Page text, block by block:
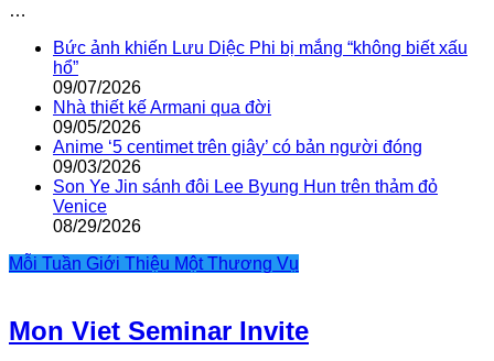
…
Bức ảnh khiến Lưu Diệc Phi bị mắng “không biết xấu
hổ”
09/07/2026
Nhà thiết kế Armani qua đời
09/05/2026
Anime ‘5 centimet trên giây’ có bản người đóng
09/03/2026
Son Ye Jin sánh đôi Lee Byung Hun trên thảm đỏ
Venice
08/29/2026
Mỗi Tuần Giới Thiệu Một Thương Vụ
Mon Viet Seminar Invite